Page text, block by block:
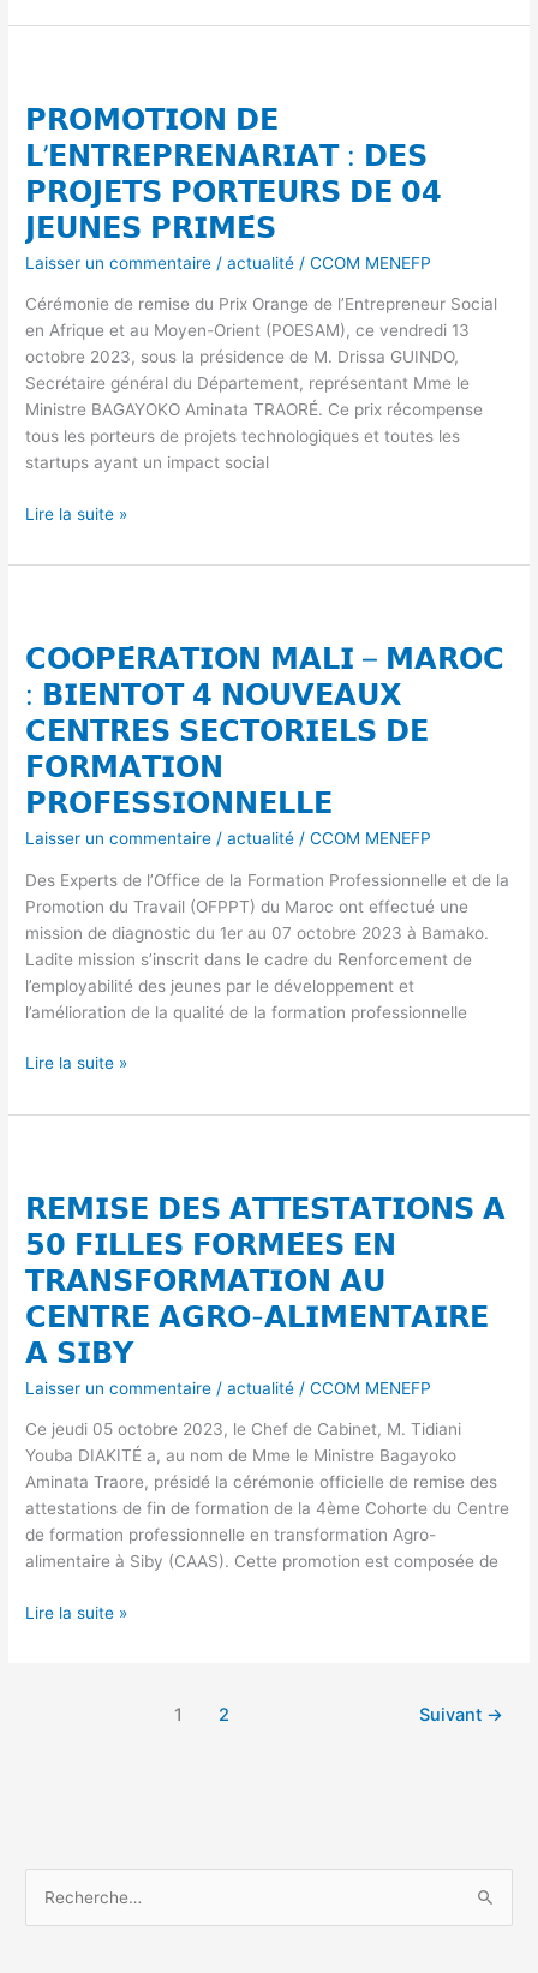
DU
TITRE
DE
L’ANNEE
ACADEMIQUE
–
2024
𝗣𝗥𝗢𝗠𝗢𝗧𝗜𝗢𝗡 𝗗𝗘
𝗟’𝗘𝗡𝗧𝗥𝗘𝗣𝗥𝗘𝗡𝗔𝗥𝗜𝗔𝗧 : 𝗗𝗘𝗦
𝗣𝗥𝗢𝗝𝗘𝗧𝗦 𝗣𝗢𝗥𝗧𝗘𝗨𝗥𝗦 𝗗𝗘 𝟬𝟰
𝗝𝗘𝗨𝗡𝗘𝗦 𝗣𝗥𝗜𝗠𝗘́𝗦
Laisser un commentaire /actualité /CCOM MENEFP
Cérémonie de remise du Prix Orange de l’Entrepreneur Social
en Afrique et au Moyen-Orient (POESAM), ce vendredi 13
octobre 2023, sous la présidence de M. Drissa GUINDO,
Secrétaire général du Département, représentant Mme le
Ministre BAGAYOKO Aminata TRAORÉ. Ce prix récompense
tous les porteurs de projets technologiques et toutes les
startups ayant un impact social
𝗟’𝗘𝗡𝗧𝗥𝗘𝗣𝗥𝗘𝗡𝗔𝗥𝗜𝗔𝗧
:
𝗗𝗘𝗦
𝗣𝗥𝗢𝗝𝗘𝗧𝗦
𝗣𝗢𝗥𝗧𝗘𝗨𝗥𝗦
𝗗𝗘
𝟬𝟰
𝗝𝗘𝗨𝗡𝗘𝗦
𝗣𝗥𝗜𝗠𝗘́𝗦
Lire la suite »
𝗖𝗢𝗢𝗣𝗘́𝗥𝗔𝗧𝗜𝗢𝗡 𝗠𝗔𝗟𝗜 – 𝗠𝗔𝗥𝗢𝗖
: 𝗕𝗜𝗘𝗡𝗧𝗢𝗧 𝟰 𝗡𝗢𝗨𝗩𝗘𝗔𝗨𝗫
𝗖𝗘𝗡𝗧𝗥𝗘𝗦 𝗦𝗘𝗖𝗧𝗢𝗥𝗜𝗘𝗟𝗦 𝗗𝗘
𝗙𝗢𝗥𝗠𝗔𝗧𝗜𝗢𝗡
𝗣𝗥𝗢𝗙𝗘𝗦𝗦𝗜𝗢𝗡𝗡𝗘𝗟𝗟𝗘
Laisser un commentaire /actualité /CCOM MENEFP
Des Experts de l’Office de la Formation Professionnelle et de la
Promotion du Travail (OFPPT) du Maroc ont effectué une
mission de diagnostic du 1er au 07 octobre 2023 à Bamako.
Ladite mission s’inscrit dans le cadre du Renforcement de
l’employabilité des jeunes par le développement et
l’amélioration de la qualité de la formation professionnelle
–
𝗠𝗔𝗥𝗢𝗖
:
𝗕𝗜𝗘𝗡𝗧𝗢𝗧
𝟰
𝗡𝗢𝗨𝗩𝗘𝗔𝗨𝗫
𝗖𝗘𝗡𝗧𝗥𝗘𝗦
𝗦𝗘𝗖𝗧𝗢𝗥𝗜𝗘𝗟𝗦
𝗙𝗢𝗥𝗠𝗔𝗧𝗜𝗢𝗡
𝗣𝗥𝗢𝗙𝗘𝗦𝗦𝗜𝗢𝗡𝗡𝗘𝗟𝗟𝗘
Lire la suite »
𝗥𝗘𝗠𝗜𝗦𝗘 𝗗𝗘𝗦 𝗔𝗧𝗧𝗘𝗦𝗧𝗔𝗧𝗜𝗢𝗡𝗦 𝗔
𝟱𝟬 𝗙𝗜𝗟𝗟𝗘𝗦 𝗙𝗢𝗥𝗠𝗘́𝗘𝗦 𝗘𝗡
𝗧𝗥𝗔𝗡𝗦𝗙𝗢𝗥𝗠𝗔𝗧𝗜𝗢𝗡 𝗔𝗨
𝗖𝗘𝗡𝗧𝗥𝗘 𝗔𝗚𝗥𝗢-𝗔𝗟𝗜𝗠𝗘𝗡𝗧𝗔𝗜𝗥𝗘
𝗔 𝗦𝗜𝗕𝗬
Laisser un commentaire /actualité /CCOM MENEFP
Ce jeudi 05 octobre 2023, le Chef de Cabinet, M. Tidiani
Youba DIAKITÉ a, au nom de Mme le Ministre Bagayoko
Aminata Traore, présidé la cérémonie officielle de remise des
attestations de fin de formation de la 4ème Cohorte du Centre
de formation professionnelle en transformation Agro-
alimentaire à Siby (CAAS). Cette promotion est composée de
𝗔𝗧𝗧𝗘𝗦𝗧𝗔𝗧𝗜𝗢𝗡𝗦
𝗔
𝟱𝟬
𝗙𝗜𝗟𝗟𝗘𝗦
𝗙𝗢𝗥𝗠𝗘́𝗘𝗦
𝗘𝗡
𝗧𝗥𝗔𝗡𝗦𝗙𝗢𝗥𝗠𝗔𝗧𝗜𝗢𝗡
𝗔𝗨
𝗔𝗚𝗥𝗢-
𝗔𝗟𝗜𝗠𝗘𝗡𝗧𝗔𝗜𝗥𝗘
Lire la suite »
1 2 Suivant →